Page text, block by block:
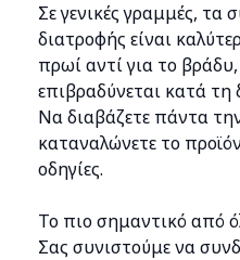
Σε γενικές γραμμές,
διατροφής είναι
πρωί αντί για το
επιβραδύνεται κατά τη
Να διαβάζετε πάντα
καταναλώνετε το
οδηγίες.
Το πιο σημαντικό από
Σας συνιστούμε να